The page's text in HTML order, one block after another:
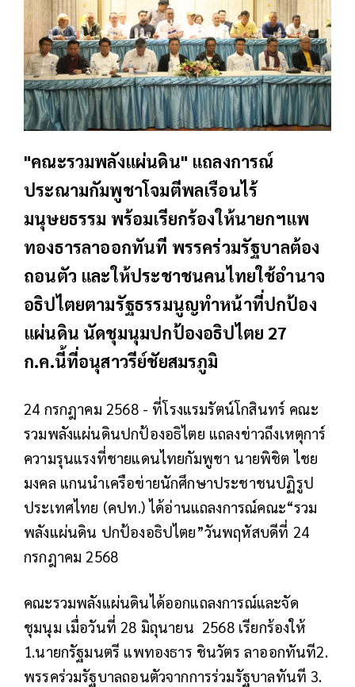
"คณะรวมพลังแผ่นดิน" แถลงการณ์
ประณามกัมพูชาโจมตีพลเรือนไร้
มนุษยธรรม พร้อมเรียกร้องให้นายกฯแพ
ทองธารลาออกทันที พรรคร่วมรัฐบาลต้อง
ถอนตัว และให้ประชาชนคนไทยใช้อำนาจ
อธิปไตยตามรัฐธรรมนูญทำหน้าที่ปกป้อง
แผ่นดิน นัดชุมนุมปกป้องอธิปไตย 27
ก.ค.นี้ที่อนุสาวรีย์ชัยสมรภูมิ
24 กรกฎาคม 2568 - ที่โรงแรมรัตน์โกสินทร์ คณะ
รวมพลังแผ่นดินปกป้องอธิไตย แถลงข่าวถึงเหตุการ์
ความรุนแรงที่ชายแดนไทยกัมพูชา นายพิชิต ไชย
มงคล แกนนำเครือข่ายนักศึกษาประชาชนปฏิรูป
ประเทศไทย (คปท.) ได้อ่านแถลงการณ์คณะ“รวม
พลังแผ่นดิน ปกป้องอธิปไตย”วันพฤหัสบดีที่ 24
กรกฎาคม 2568
คณะรวมพลังแผ่นดินได้ออกแถลงการณ์และจัด
ชุมนุม เมื่อวันที่ 28 มิถุนายน 2568 เรียกร้องให้
1.นายกรัฐมนตรี แพทองธาร ชินวัตร ลาออกทันที2.
พรรคร่วมรัฐบาลถอนตัวจากการร่วมรัฐบาลทันที 3.